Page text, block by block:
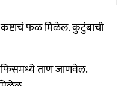
कष्टाचं फळ मिळेल. कुटुंबाची
ताण जाणवेल.